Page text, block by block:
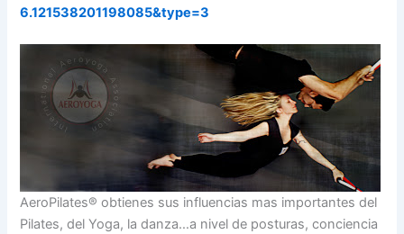
6.121538201198085&type=3
AeroPilates® obtienes sus influencias mas importantes del
Pilates, del Yoga, la danza…a nivel de posturas, conciencia